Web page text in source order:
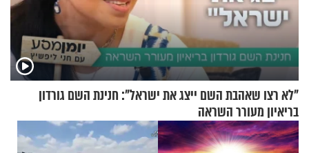
"לא רצו שאהבת השם ייצג את ישראל": חנינת השם גורדון
בריאיון מעורר השראה